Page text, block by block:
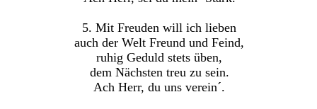
5. Mit Freuden will ich lieben
auch der Welt Freund und Feind,
ruhig Geduld stets üben,
dem Nächsten treu zu sein.
Ach Herr, du uns verein´.